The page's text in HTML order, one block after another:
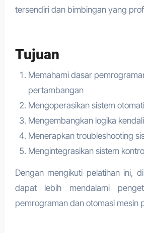
tersendiri dan bimbingan yang
Tujuan
Memahami dasar
pertambangan
Mengoperasikan sistem
Mengembangkan logika kendali
Menerapkan troubleshooting
Mengintegrasikan sistem
Dengan mengikuti pelatihan ini,
dapat lebih mendalami
pemrograman dan otomasi mesin